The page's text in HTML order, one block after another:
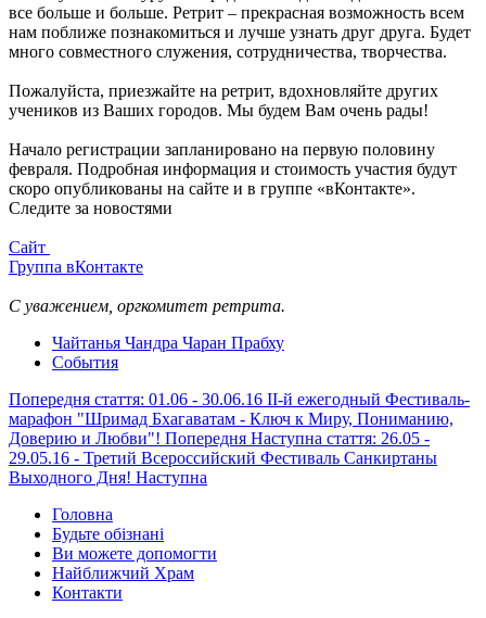
все больше и больше. Ретрит – прекрасная возможность всем
нам поближе познакомиться и лучше узнать друг друга. Будет
много совместного служения, сотрудничества, творчества.
Пожалуйста, приезжайте на ретрит, вдохновляйте других
учеников из Ваших городов. Мы будем Вам очень рады!
Начало регистрации запланировано на первую половину
февраля. Подробная информация и стоимость участия будут
скоро опубликованы на сайте и в группе «вКонтакте».
Следите за новостями
Сайт
Группа вКонтакте
С уважением, оргкомитет ретрита.
Чайтанья Чандра Чаран Прабху
События
Попередня стаття: 01.06 - 30.06.16 II-й ежегодный Фестиваль-
марафон "Шримад Бхагаватам - Ключ к Миру, Пониманию,
Доверию и Любви"! Попередня Наступна стаття: 26.05 -
29.05.16 - Третий Всероссийский Фестиваль Санкиртаны
Выходного Дня! Наступна
Головна
Будьте обізнані
Ви можете допомогти
Найближчий Храм
Контакти